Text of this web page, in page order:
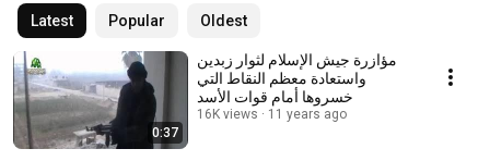
Latest Popular Oldest
0:37
مؤازرة جيش الإسلام لثوار زبدين
واستعادة معظم النقاط التي
خسروها أمام قوات الأسد
16K views 11 years ago